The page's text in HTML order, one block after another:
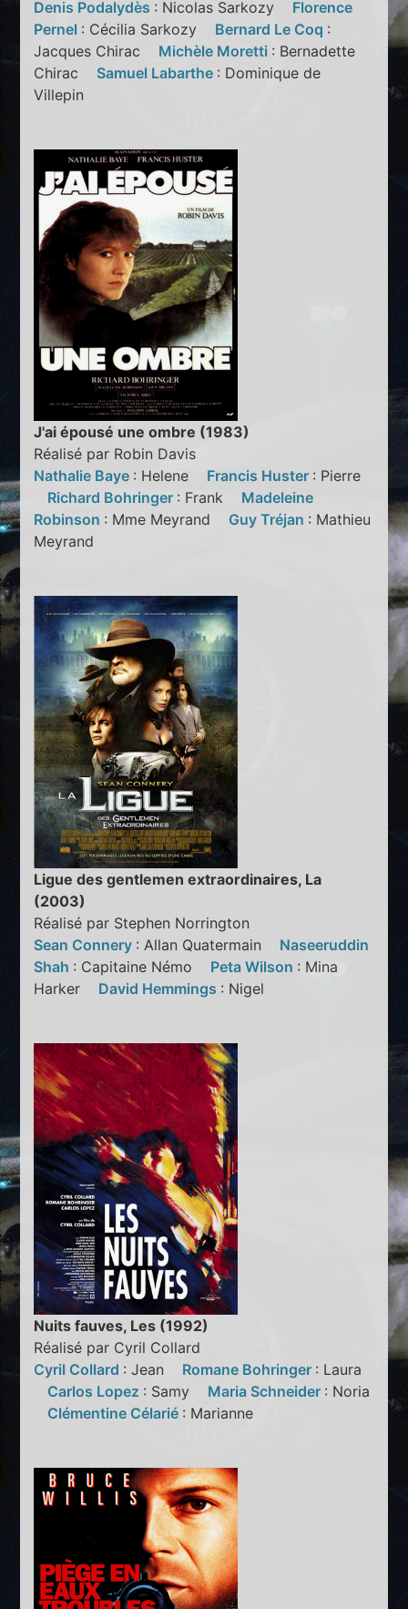
Denis Podalydès : Nicolas Sarkozy Florence
Pernel : Cécilia Sarkozy Bernard Le Coq :
Jacques Chirac Michèle Moretti : Bernadette
Chirac Samuel Labarthe : Dominique de
Villepin
J'ai épousé une ombre (1983)
Réalisé par Robin Davis
Nathalie Baye : Helene Francis Huster : Pierre
Richard Bohringer : Frank Madeleine
Robinson : Mme Meyrand Guy Tréjan : Mathieu
Meyrand
Ligue des gentlemen extraordinaires, La
(2003)
Réalisé par Stephen Norrington
Sean Connery : Allan Quatermain Naseeruddin
Shah : Capitaine Némo Peta Wilson : Mina
Harker David Hemmings : Nigel
Nuits fauves, Les (1992)
Réalisé par Cyril Collard
Cyril Collard : Jean Romane Bohringer : Laura
Carlos Lopez : Samy Maria Schneider : Noria
Clémentine Célarié : Marianne